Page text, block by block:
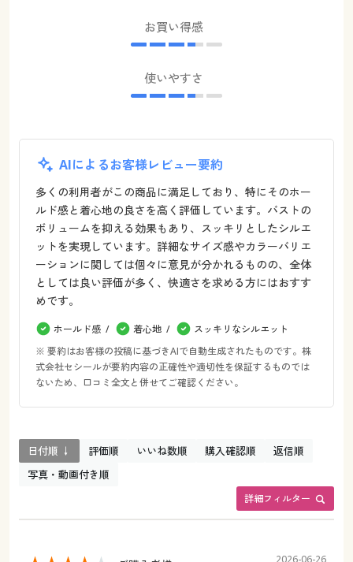
お買い得感
使いやすさ
AIによるお客様レビュー要約
多くの利用者がこの商品に満足しており、特にそのホー
ルド感と着心地の良さを高く評価しています。バストの
ボリュームを抑える効果もあり、スッキリとしたシルエ
ットを実現しています。詳細なサイズ感やカラーバリエ
ーションに関しては個々に意見が分かれるものの、全体
としては良い評価が多く、快適さを求める方にはおすす
めです。
ホールド感 着心地
スッキリなシルエット
※ 要約はお客様の投稿に基づきAIで自動生成されたものです。株
式会社セシールが要約内容の正確性や適切性を保証するものでは
ないため、口コミ全文と併せてご確認ください。
詳細フィルター
日付順 ↓ 評価順 いいね数順 購入確認順
返信順
写真・動画付き順
2026-06-26